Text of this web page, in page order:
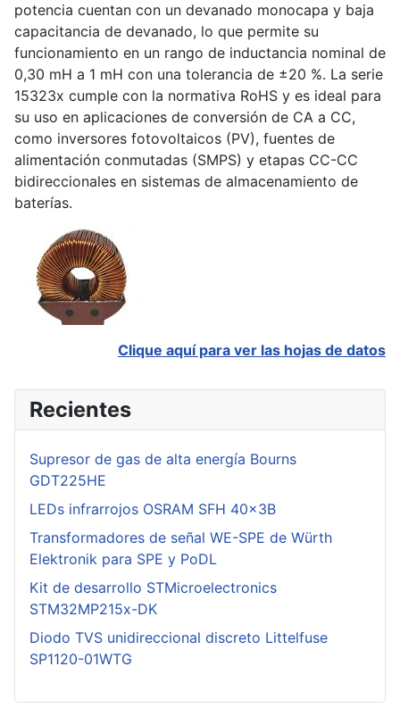
potencia cuentan con un devanado monocapa y baja
capacitancia de devanado, lo que permite su
funcionamiento en un rango de inductancia nominal de
0,30 mH a 1 mH con una tolerancia de ±20 %. La serie
15323x cumple con la normativa RoHS y es ideal para
su uso en aplicaciones de conversión de CA a CC,
como inversores fotovoltaicos (PV), fuentes de
alimentación conmutadas (SMPS) y etapas CC-CC
bidireccionales en sistemas de almacenamiento de
baterías.
Clique aquí para ver las hojas de datos
Recientes
Supresor de gas de alta energía Bourns
GDT225HE
LEDs infrarrojos OSRAM SFH 40x3B
Transformadores de señal WE-SPE de Würth
Elektronik para SPE y PoDL
Kit de desarrollo STMicroelectronics
STM32MP215x-DK
Diodo TVS unidireccional discreto Littelfuse
SP1120-01WTG